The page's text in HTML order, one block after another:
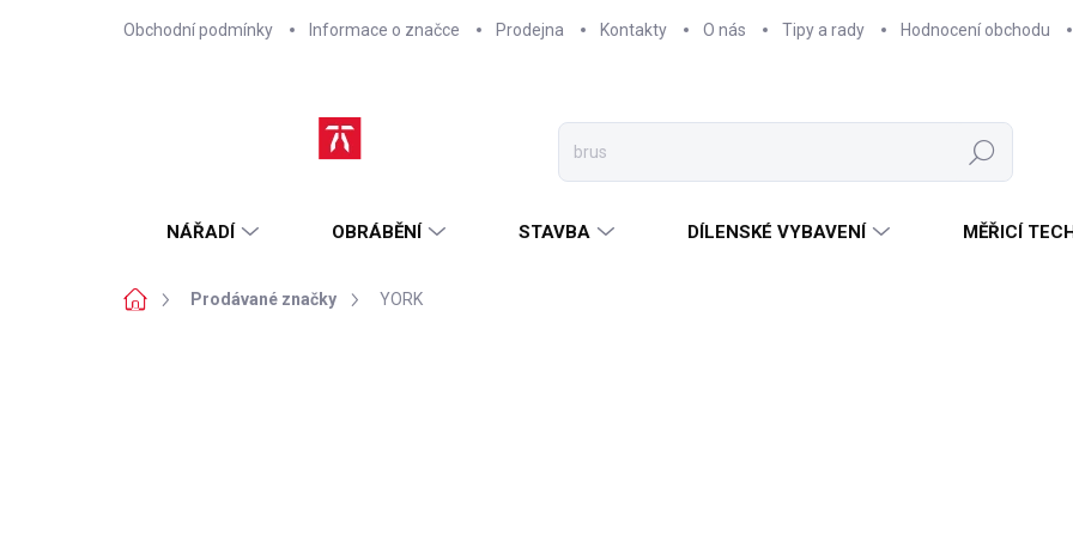
Obchodní podmínky Informace o značce Prodejna Kontakty O nás Tipy a rady Hodnocení obchodu
Hledat
NÁŘADÍ OBRÁBĚNÍ STAVBA DÍLENSKÉ VYBAVENÍ MĚŘICÍ
DomůProdávané značky YORK